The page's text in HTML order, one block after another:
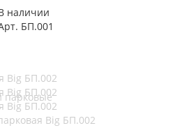
наличии
БП.001
Big БП.002